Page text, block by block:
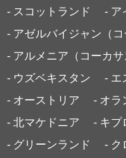
- スコットランド
- ア
- アゼルバイジャン（コ
- アルメニア（コーカサ
- ウズベキスタン
- エ
- オーストリア
- オラ
- 北マケドニア
- キプ
- グリーンランド
- ク